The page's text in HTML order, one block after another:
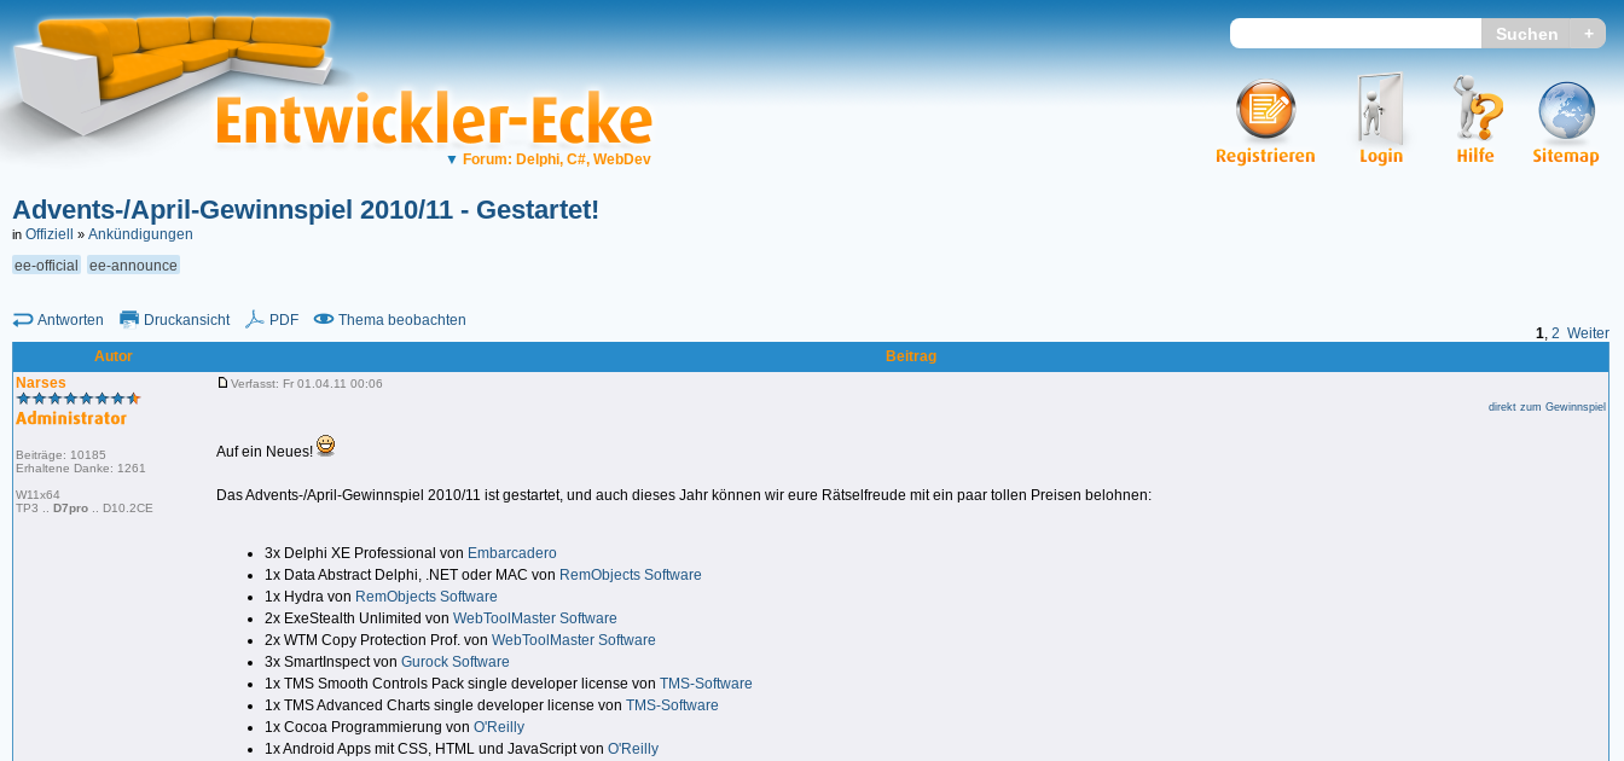
▼ Forum: Delphi, C#, WebDev
Advents-/April-Gewinnspiel 2010/11 - Gestartet!
in Offiziell » Ankündigungen
ee-official
ee-announce
1, 2 Weiter
Antworten Druckansicht PDF Thema beobachten
Autor
Beitrag
Narses
Beiträge: 10185
Erhaltene Danke: 1261
W11x64
TP3 .. D7pro .. D10.2CE
Verfasst: Fr 01.04.11 00:06
direkt zum Gewinnspiel
Auf ein Neues!
Das Advents-/April-Gewinnspiel 2010/11 ist gestartet, und auch dieses Jahr können wir eure Rätselfreude mit ein paar tollen Preisen belohnen:
3x Delphi XE Professional von Embarcadero
1x Data Abstract Delphi, .NET oder MAC von RemObjects Software
1x Hydra von RemObjects Software
2x ExeStealth Unlimited von WebToolMaster Software
2x WTM Copy Protection Prof. von WebToolMaster Software
3x SmartInspect von Gurock Software
1x TMS Smooth Controls Pack single developer license von TMS-Software
1x TMS Advanced Charts single developer license von TMS-Software
1x Cocoa Programmierung von O'Reilly
1x Android Apps mit CSS, HTML und JavaScript von O'Reilly